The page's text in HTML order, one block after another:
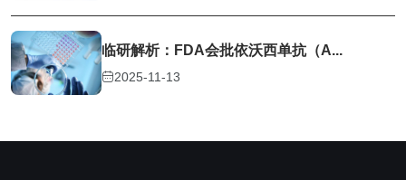
临研解析：FDA会批依沃西单抗（A...
2025-11-13